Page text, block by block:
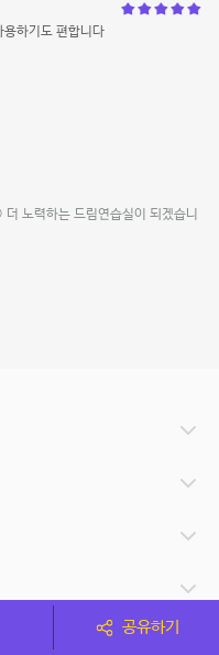
하기도 편합니다
노력하는 드림연습실이 되겠습니
공유하기